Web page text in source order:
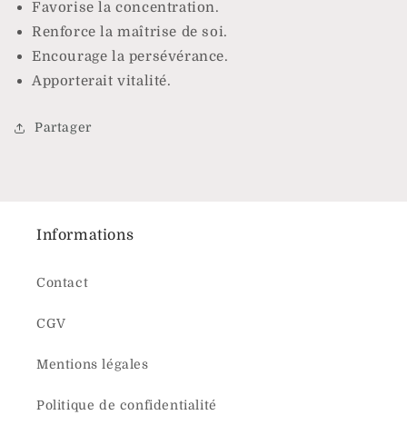
Favorise la concentration.
Renforce la maîtrise de soi.
Encourage la persévérance.
Apporterait vitalité.
Partager
Informations
Contact
CGV
Mentions légales
Politique de confidentialité